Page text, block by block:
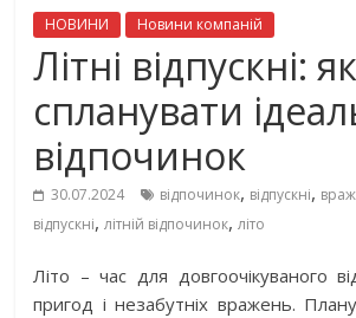
НОВИНИ Новини компаній
Літні відпускні: як
спланувати
відпочинок
30.07.2024 відпочинок, відпускні,
відпускні,літній відпочинок,літо
Літо – час для довгоочікуваного
пригод і незабутніх вражень.